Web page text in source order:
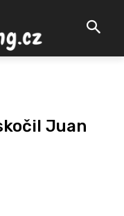
Juan